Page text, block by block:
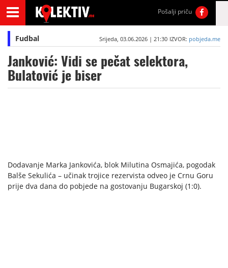
Pošalji priču
Fudbal Srijeda, 03.06.2026 | 21:30 IZVOR: pobjeda.me
Janković: Vidi se pečat selektora,
Bulatović je biser
Dodavanje Marka Jankovića, blok Milutina Osmajića, pogodak
Balše Sekulića – učinak trojice rezervista odveo je Crnu Goru
prije dva dana do pobjede na gostovanju Bugarskoj (1:0).